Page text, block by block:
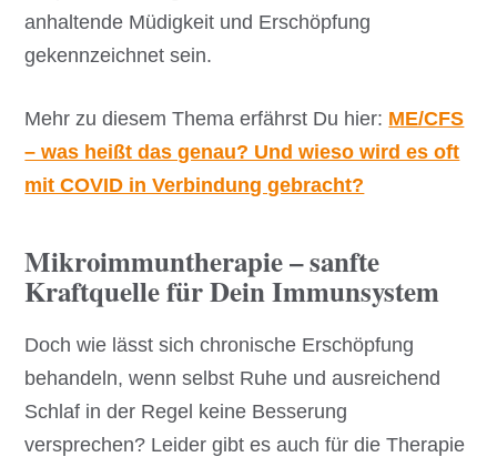
anhaltende Müdigkeit und Erschöpfung
gekennzeichnet sein.
Mehr zu diesem Thema erfährst Du hier: ME/CFS
– was heißt das genau? Und wieso wird es oft
mit COVID in Verbindung gebracht?
Mikroimmuntherapie – sanfte
Kraftquelle für Dein Immunsystem
Doch wie lässt sich chronische Erschöpfung
behandeln, wenn selbst Ruhe und ausreichend
Schlaf in der Regel keine Besserung
versprechen? Leider gibt es auch für die Therapie